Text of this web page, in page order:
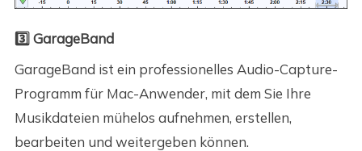
3️⃣ GarageBand
GarageBand ist ein professionelles Audio-Capture-
Programm für Mac-Anwender, mit dem Sie Ihre
Musikdateien mühelos aufnehmen, erstellen,
bearbeiten und weitergeben können.